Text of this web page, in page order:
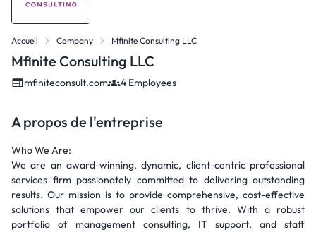
Accueil Company Mfinite Consulting LLC
Mfinite Consulting LLC
mfiniteconsult.com 4 Employees
A propos de l'entreprise
Who We Are:
We are an award-winning, dynamic, client-centric professional
services firm passionately committed to delivering outstanding
results. Our mission is to provide comprehensive, cost-effective
solutions that empower our clients to thrive. With a robust
portfolio of management consulting, IT support, and staff